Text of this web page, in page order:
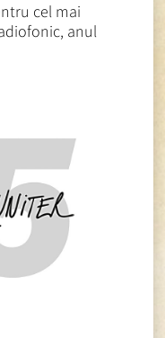
cel mai
anul